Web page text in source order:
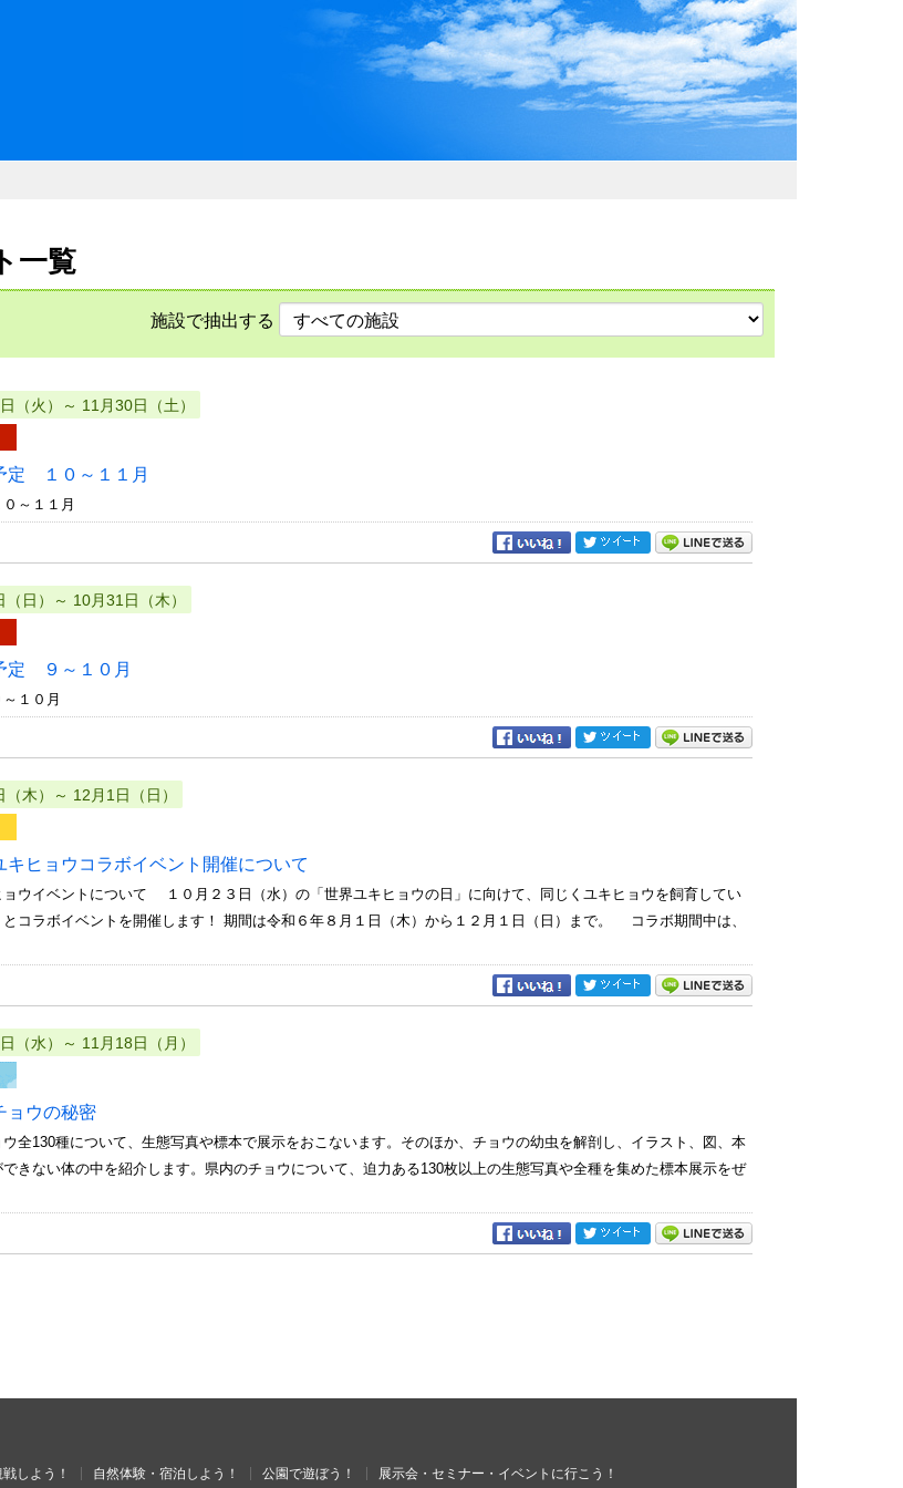
民ふれあい公社 いしかわおでかけガイド
一覧
施設で抽出する
（火）～ 11月30日（土）
定 １０～１１月
～１１月
日）～ 10月31日（木）
定 ９～１０月
１０月
木）～ 12月1日（日）
キヒョウコラボイベント開催について
ョウイベントについて １０月２３日（水）の「世界ユキヒョウの日」に向けて、同じくユキヒョウを飼育してい
コラボイベントを開催します！ 期間は令和６年８月１日（木）から１２月１日（日）まで。 コラボ期間中は、
（水）～ 11月18日（月）
ョウの秘密
全130種について、生態写真や標本で展示をおこないます。そのほか、チョウの幼虫を解剖し、イラスト、図、本
きない体の中を紹介します。県内のチョウについて、迫力ある130枚以上の生態写真や全種を集めた標本展示をぜ
しよう！ 自然体験・宿泊しよう！ 公園で遊ぼう！ 展示会・セミナー・イベントに行こう！